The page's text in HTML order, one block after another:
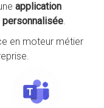
application
personnalisée.
en moteur métier